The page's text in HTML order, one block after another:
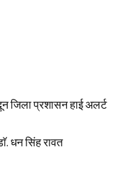
जिला प्रशासन हाई अलर्ट
धन सिंह रावत